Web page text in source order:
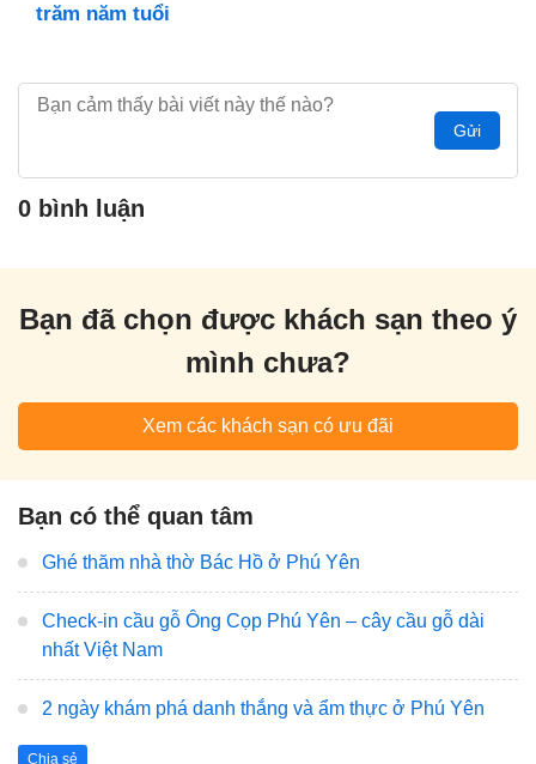
trăm năm tuổi
Gửi
0 bình luận
Bạn đã chọn được khách sạn theo ý
mình chưa?
Xem các khách sạn có ưu đãi
Bạn có thể quan tâm
Ghé thăm nhà thờ Bác Hồ ở Phú Yên
Check-in cầu gỗ Ông Cọp Phú Yên – cây cầu gỗ dài
nhất Việt Nam
2 ngày khám phá danh thắng và ẩm thực ở Phú Yên
Chia sẻ